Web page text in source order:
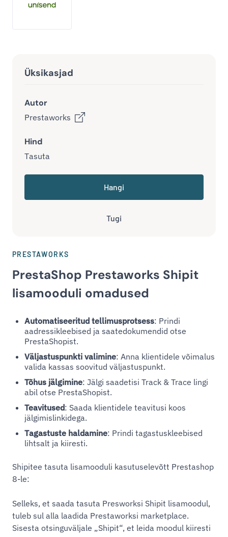
Üksikasjad
Autor
Prestaworks
Hind
Tasuta
Hangi
Tugi
PRESTAWORKS
PrestaShop Prestaworks Shipit
lisamooduli omadused
Automatiseeritud tellimusprotsess: Prindi
aadressikleebised ja saatedokumendid otse
PrestaShopist.
Väljastuspunkti valimine: Anna klientidele võimalus
valida kassas soovitud väljastuspunkt.
Tõhus jälgimine: Jälgi saadetisi Track & Trace lingi
abil otse PrestaShopist.
Teavitused: Saada klientidele teavitusi koos
jälgimislinkidega.
Tagastuste haldamine: Prindi tagastuskleebised
lihtsalt ja kiiresti.
Shipitee tasuta lisamooduli kasutuselevõtt Prestashop
8-le:
Selleks, et saada tasuta Presworksi Shipit lisamoodul,
tuleb sul alla laadida Prestaworksi marketplace.
Sisesta otsinguväljale „Shipit“, et leida moodul kiiresti